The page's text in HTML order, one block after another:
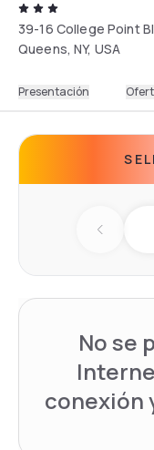
39-16 College Point
Queens, NY, USA
Presentación
No se
conexión